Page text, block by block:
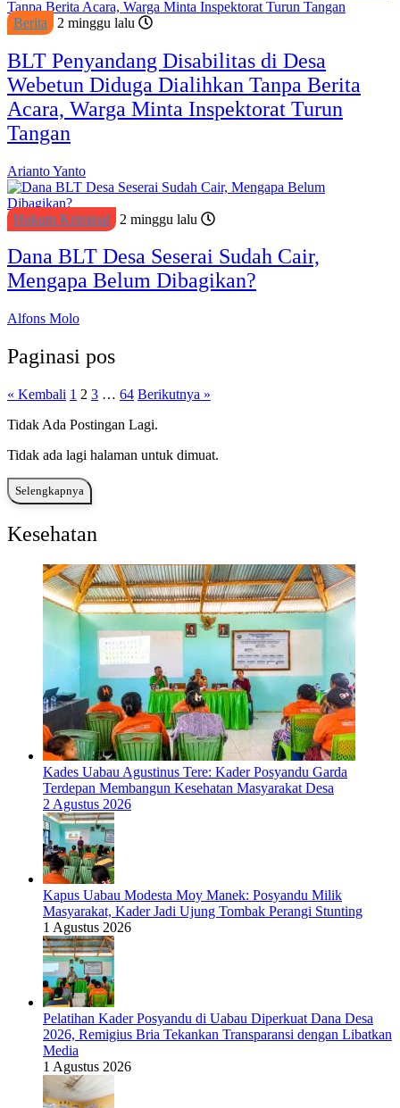
Berita 2 minggu lalu
BLT Penyandang Disabilitas di Desa
Webetun Diduga Dialihkan Tanpa Berita
Acara, Warga Minta Inspektorat Turun
Tangan
Arianto Yanto
Hukum Kriminal 2 minggu lalu
Dana BLT Desa Seserai Sudah Cair,
Mengapa Belum Dibagikan?
Alfons Molo
Paginasi pos
« Kembali 1 2 3 … 64 Berikutnya »
Tidak Ada Postingan Lagi.
Tidak ada lagi halaman untuk dimuat.
Selengkapnya
Kesehatan
Kades Uabau Agustinus Tere: Kader Posyandu Garda
Terdepan Membangun Kesehatan Masyarakat Desa
2 Agustus 2026
Kapus Uabau Modesta Moy Manek: Posyandu Milik
Masyarakat, Kader Jadi Ujung Tombak Perangi Stunting
1 Agustus 2026
Pelatihan Kader Posyandu di Uabau Diperkuat Dana Desa
2026, Remigius Bria Tekankan Transparansi dengan Libatkan
Media
1 Agustus 2026